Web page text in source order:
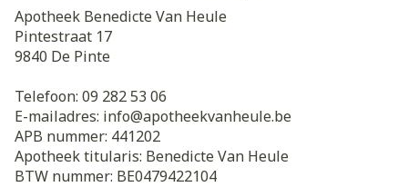
Apotheek Benedicte Van Heule
Pintestraat 17
9840 De Pinte
Telefoon: 09 282 53 06
E-mailadres: info@apotheekvanheule.be
APB nummer: 441202
Apotheek titularis: Benedicte Van Heule
BTW nummer: BE0479422104